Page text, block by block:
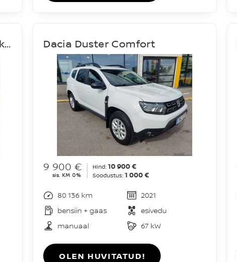
Renault Trafic Passanger Pack Clim L2H1 Dacia Duster Comfort
9 900 €
sis. KM 0%
Hind: 10 900 €
Soodustus: 1 000 €
80 136 km
2021
bensiin + gaas
esivedu
manuaal
67 kW
OLEN HUVITATUD!